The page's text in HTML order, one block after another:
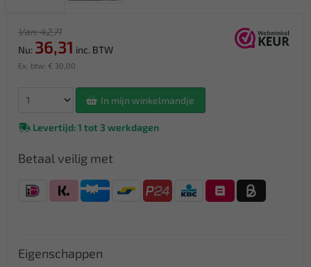
Van: 42,71
Nu: 36,31 inc. BTW
Ex. btw: € 30,00
In mijn winkelmandje
Levertijd: 1 tot 3 werkdagen
Betaal veilig met
Eigenschappen